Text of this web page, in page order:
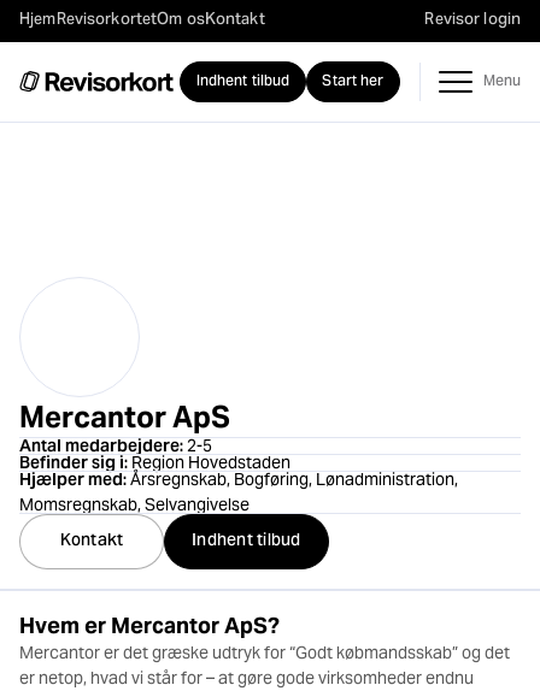
HjemRevisorkortetOm osKontakt Revisor login
Indhent tilbud Start her
Mercantor ApS
Antal medarbejdere:2-5
Befinder sig i:Region Hovedstaden
Hjælper med:Årsregnskab, Bogføring, Lønadministration,
Momsregnskab, Selvangivelse
Kontakt Indhent tilbud
Hvem er Mercantor ApS?
Mercantor er det græske udtryk for “Godt købmandsskab” og det
er netop, hvad vi står for – at gøre gode virksomheder endnu